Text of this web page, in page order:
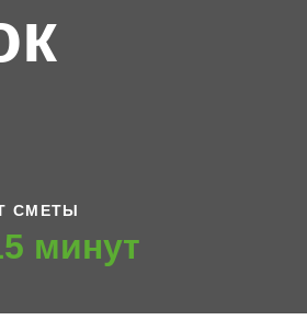
СМЕТЫ
минут